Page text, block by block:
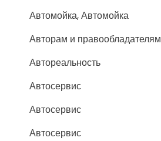
Автомойка, Автомойка
Авторам и правообладателям
Автореальность
Автосервис
Автосервис
Автосервис